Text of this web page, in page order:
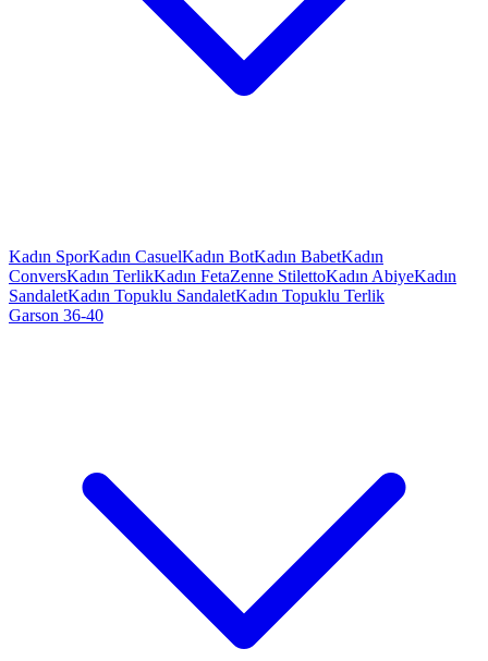
Kadın SporKadın CasuelKadın BotKadın BabetKadın
ConversKadın TerlikKadın FetaZenne StilettoKadın AbiyeKadın
SandaletKadın Topuklu SandaletKadın Topuklu Terlik
Garson 36-40